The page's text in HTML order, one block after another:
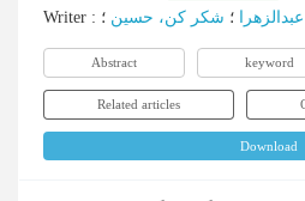
Writer : ؛ شکر کن، حسین ؛
Abstract keyword
Related articles
Download